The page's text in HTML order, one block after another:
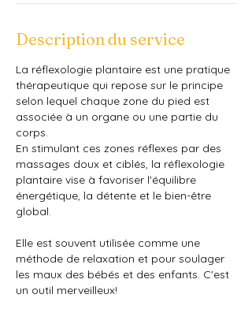
Description du service
La réflexologie plantaire est une pratique
thérapeutique qui repose sur le principe
selon lequel chaque zone du pied est
associée à un organe ou une partie du
corps.
En stimulant ces zones réflexes par des
massages doux et ciblés, la réflexologie
plantaire vise à favoriser l'équilibre
énergétique, la détente et le bien-être
global.
Elle est souvent utilisée comme une
méthode de relaxation et pour soulager
les maux des bébés et des enfants. C'est
un outil merveilleux!